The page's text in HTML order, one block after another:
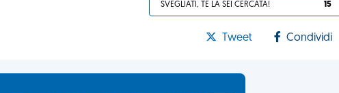
SVEGLIATI, TE LA SEI CERCATA! 15
Tweet Condividi